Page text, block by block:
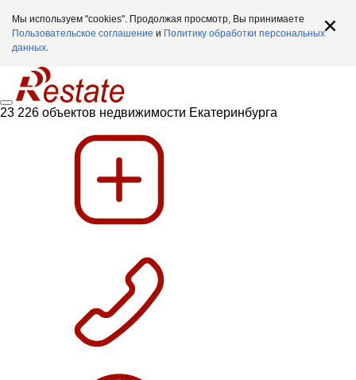
Мы используем "cookies". Продолжая просмотр, Вы принимаете
Пользовательское соглашение и Политику обработки персональных
данных.
23 226 объектов недвижимости Екатеринбурга